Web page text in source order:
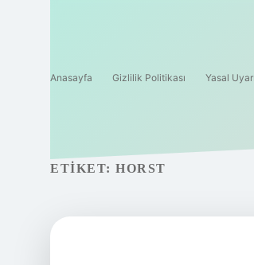
Anasayfa Gizlilik Politikası Yasal Uyarı
ETIKET: HORST